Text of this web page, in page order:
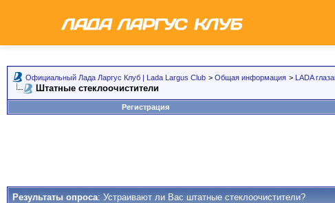
Официальный Лада Ларгус Клуб | Lada Largus Club > Общая информация > LADA
Штатные стеклоочистители
Регистрация
Результаты опроса: Устраивают ли Вас штатные стеклоочистители?